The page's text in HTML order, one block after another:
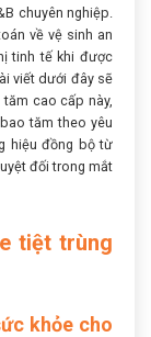
chuyên nghiệp.
về vệ sinh an
tinh tế khi được
viết dưới đây sẽ
cao cấp này,
tăm theo yêu
hiệu đồng bộ từ
đối trong mắt
tiệt trùng
khỏe cho